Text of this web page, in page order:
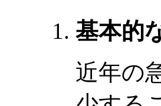
基本的
近年の